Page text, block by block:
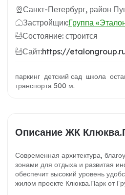
Санкт-Петербург, район
Застройщик:Группа
Состояние: строится
Сайт:https://
паркинг детский сад школа
транспорта 500 м.
Описание ЖК
Современная архитектура,
зонами для отдыха и развитая
обеспечит высокий уровень
жилом проекте Клюква.Парк от